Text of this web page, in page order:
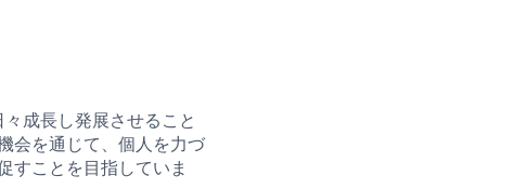
成長し発展させること
会を通じて、個人を力づ
すことを目指していま